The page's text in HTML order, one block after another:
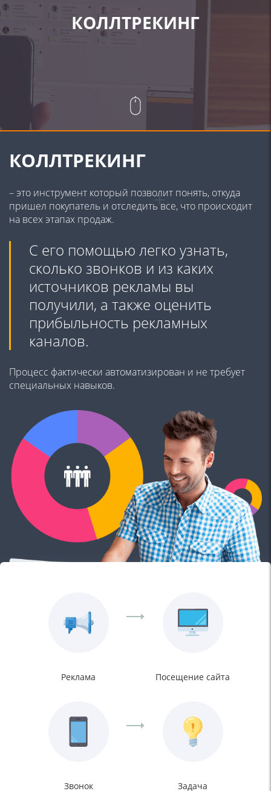
КОЛЛТРЕКИНГ
КОЛЛТРЕКИНГ
– это инструмент который позволит понять, откуда
пришел покупатель и отследить все, что происходит
на всех этапах продаж.
С его помощью легко узнать,
сколько звонков и из каких
источников рекламы вы
получили, а также оценить
прибыльность рекламных
каналов.
Процесс фактически автоматизирован и не требует
специальных навыков.
Реклама Посещение сайта
Звонок Задача